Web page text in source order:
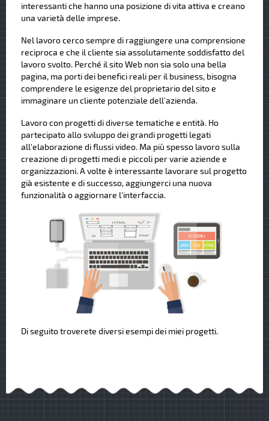
interessanti che hanno una posizione di vita attiva e creano
una varietà delle imprese.
Nel lavoro cerco sempre di raggiungere una comprensione
reciproca e che il cliente sia assolutamente soddisfatto del
lavoro svolto. Perché il sito Web non sia solo una bella
pagina, ma porti dei benefici reali per il business, bisogna
comprendere le esigenze del proprietario del sito e
immaginare un cliente potenziale dell’azienda.
Lavoro con progetti di diverse tematiche e entità. Ho
partecipato allo sviluppo dei grandi progetti legati
all'elaborazione di flussi video. Ma più spesso lavoro sulla
creazione di progetti medi e piccoli per varie aziende e
organizzazioni. A volte è interessante lavorare sul progetto
già esistente e di successo, aggiungerci una nuova
funzionalità o aggiornare l'interfaccia.
Di seguito troverete diversi esempi dei miei progetti.